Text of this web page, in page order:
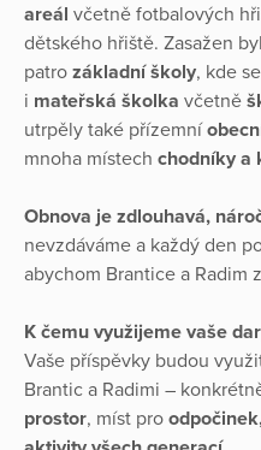
areál včetně fotbalových
dětského hřiště. Zasažen
patro základní školy, kde
i mateřská školka včetně
utrpěly také přízemní
mnoha místech chodníky a
Obnova je zdlouhavá,
nevzdáváme a každý den
abychom Brantice a Radim
K čemu využijeme vaše
Vaše příspěvky budou
Brantic a Radimi –
prostor, míst pro